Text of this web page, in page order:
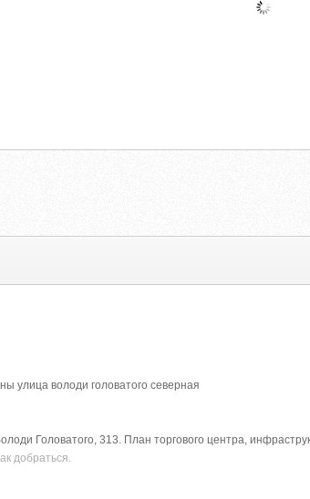
улица володи головатого северная
Головатого, 313. План торгового центра,
добраться.